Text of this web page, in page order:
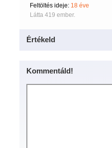
Feltöltés ideje: 18 éve
Látta 419 ember.
Értékeld
Kommentáld!